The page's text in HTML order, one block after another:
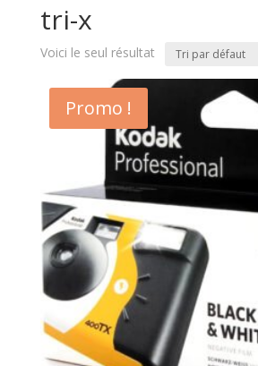
tri-x
Voici le seul résultat
Promo !